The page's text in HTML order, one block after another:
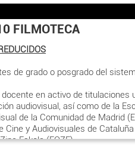
FILMOTECA
de grado o posgrado del
docente en activo de titulaciones
audiovisual, así como de la
de la Comunidad de Madrid
Cine y Audiovisuales de
Eskola (EQZE)